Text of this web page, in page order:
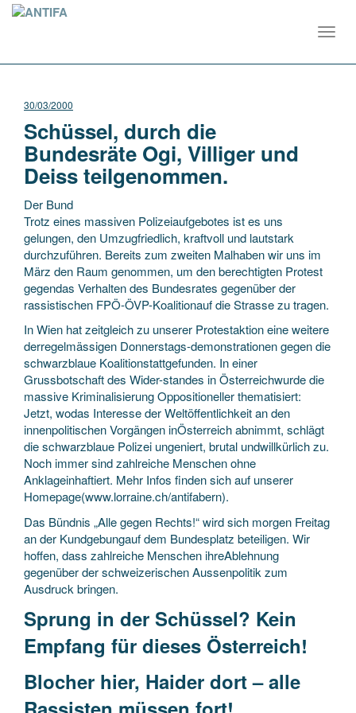
30/03/2000
Schüssel, durch die
Bundesräte Ogi, Villiger und
Deiss teilgenommen.
Der Bund
Trotz eines massiven Polizeiaufgebotes ist es uns
gelungen, den Umzugfriedlich, kraftvoll und lautstark
durchzuführen. Bereits zum zweiten Malhaben wir uns im
März den Raum genommen, um den berechtigten Protest
gegendas Verhalten des Bundesrates gegenüber der
rassistischen FPÖ-ÖVP-Koalitionauf die Strasse zu tragen.
In Wien hat zeitgleich zu unserer Protestaktion eine weitere
derregelmässigen Donnerstags-demonstrationen gegen die
schwarzblaue Koalitionstattgefunden. In einer
Grussbotschaft des Wider-standes in Österreichwurde die
massive Kriminalisierung Oppositioneller thematisiert:
Jetzt, wodas Interesse der Weltöffentlichkeit an den
innenpolitischen Vorgängen inÖsterreich abnimmt, schlägt
die schwarzblaue Polizei ungeniert, brutal undwillkürlich zu.
Noch immer sind zahlreiche Menschen ohne
Anklageinhaftiert. Mehr Infos finden sich auf unserer
Homepage(www.lorraine.ch/antifabern).
Das Bündnis „Alle gegen Rechts!“ wird sich morgen Freitag
an der Kundgebungauf dem Bundesplatz beteiligen. Wir
hoffen, dass zahlreiche Menschen ihreAblehnung
gegenüber der schweizerischen Aussenpolitik zum
Ausdruck bringen.
Sprung in der Schüssel? Kein
Empfang für dieses Österreich!
Blocher hier, Haider dort – alle